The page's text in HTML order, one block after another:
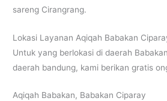
sareng Cirangrang.
Lokasi Layanan Aqiqah Babakan
Untuk yang berlokasi di daerah
daerah bandung, kami berikan gratis
Aqiqah Babakan, Babakan Ciparay